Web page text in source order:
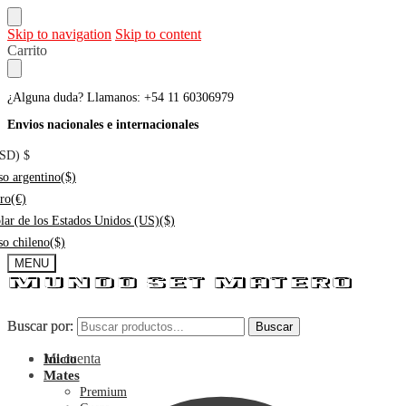
Skip to navigation Skip to content
Carrito
¿Alguna duda? Llamanos: +54 11 60306979
Envios nacionales e internacionales
$
argentino($)
(€)
de los Estados Unidos (US)($)
chileno($)
MENU
Buscar por: Buscar
Mi cuenta
Buscar por: Buscar
Inicio
Mates
Premium